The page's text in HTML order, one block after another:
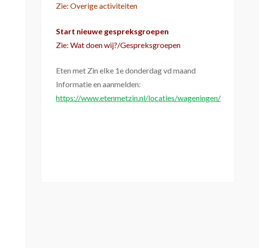
Zie: Overige activiteiten
Start nieuwe gespreksgroepen
Zie: Wat doen wij?/Gespreksgroepen
Eten met Zin elke 1e donderdag vd maand
Informatie en aanmelden:
https://www.etenmetzin.nl/locaties/wageningen/